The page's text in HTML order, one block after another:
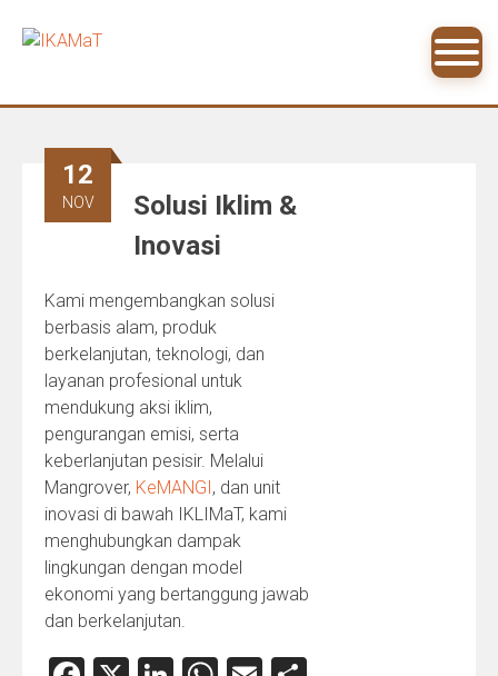
12
NOV
Solusi Iklim &
Inovasi
Kami mengembangkan solusi
berbasis alam, produk
berkelanjutan, teknologi, dan
layanan profesional untuk
mendukung aksi iklim,
pengurangan emisi, serta
keberlanjutan pesisir. Melalui
Mangrover, KeMANGI, dan unit
inovasi di bawah IKLIMaT, kami
menghubungkan dampak
lingkungan dengan model
ekonomi yang bertanggung jawab
dan berkelanjutan.